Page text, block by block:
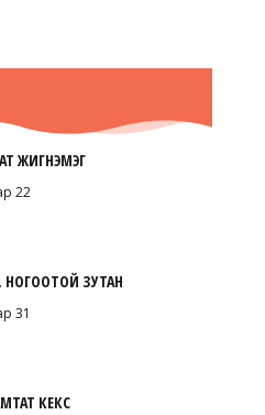
ЖИГНЭМЭГ
22
ЗУТАН
31
КЕКС